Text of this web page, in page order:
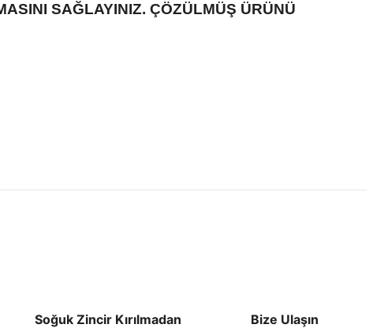
SAĞLAYINIZ. ÇÖZÜLMÜŞ ÜRÜNÜ
Soğuk Zincir Kırılmadan
Bize Ulaşın